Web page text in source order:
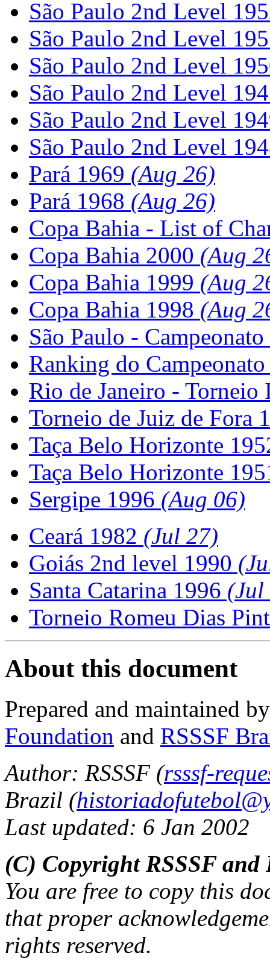
São Paulo 2nd Level
São Paulo 2nd Level
São Paulo 2nd Level
São Paulo 2nd Level
São Paulo 2nd Level
São Paulo 2nd Level
Pará 1969 (Aug 26)
Pará 1968 (Aug 26)
Copa Bahia - List of
Copa Bahia 2000 (Aug
Copa Bahia 1999 (Aug
Copa Bahia 1998 (Aug
São Paulo -
Ranking do
Rio de Janeiro -
Torneio de Juiz de Fora
Taça Belo Horizonte
Taça Belo Horizonte
Sergipe 1996 (Aug 06)
Ceará 1982 (Jul 27)
Goiás 2nd level 1990
Santa Catarina 1996 (Jul
Torneio Romeu Dias
About this document
Prepared and maintained
Foundation and RSSSF
Author: RSSSF (rsssf-
Brazil (
Last updated: 6 Jan 2002
(C) Copyright RSSSF and
You are free to copy this
that proper
rights reserved.